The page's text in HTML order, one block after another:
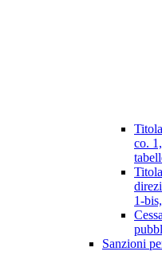
co.
1-
Sanzioni